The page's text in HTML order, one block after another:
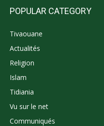
POPULAR CATEGORY
Tivaouane
Actualités
Religion
Islam
Tidiania
Vu sur le net
Communiqués